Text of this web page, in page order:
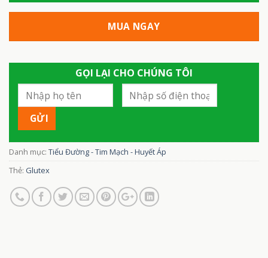
MUA NGAY
GỌI LẠI CHO CHÚNG TÔI
Danh mục: Tiểu Đường - Tim Mạch - Huyết Áp
Thẻ: Glutex